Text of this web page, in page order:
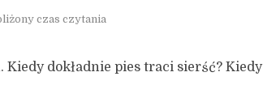
czas czytania
dokładnie pies traci sierść? Kiedy